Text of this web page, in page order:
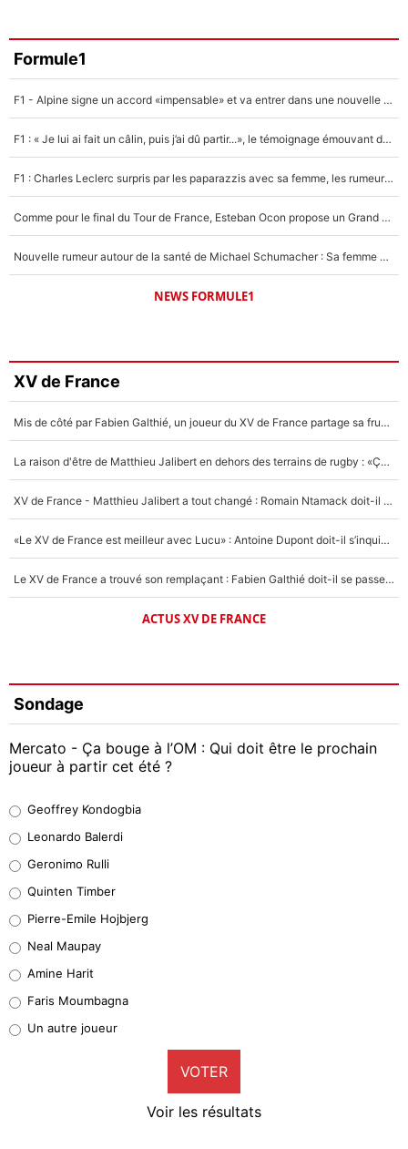
Formule1
F1 - Alpine signe un accord «impensable» et va entrer dans une nouvelle dimension : Grande nouvelle pour Pierre Gasly !
F1 : « Je lui ai fait un câlin, puis j’ai dû partir...», le témoignage émouvant de Max Verstappen sur sa fille
F1 : Charles Leclerc surpris par les paparazzis avec sa femme, les rumeurs étaient vraies !
Comme pour le final du Tour de France, Esteban Ocon propose un Grand Prix de Formule 1 à Paris : «Autour de l’Arc de Triomphe, ce serait génial» !
Nouvelle rumeur autour de la santé de Michael Schumacher : Sa femme Corinna sort du silence
NEWS FORMULE1
XV de France
Mis de côté par Fabien Galthié, un joueur du XV de France partage sa frustration : «ils ne me l’ont pas dit tout de suite»
La raison d'être de Matthieu Jalibert en dehors des terrains de rugby : «Ça m'atteint autant que si tu touches à un membre de ma famille»
XV de France - Matthieu Jalibert a tout changé : Romain Ntamack doit-il s’inquiéter pour sa place à un an de la Coupe du monde ?
«Le XV de France est meilleur avec Lucu» : Antoine Dupont doit-il s’inquiéter pour sa place ?
Le XV de France a trouvé son remplaçant : Fabien Galthié doit-il se passer d'Antoine Dupont ?
ACTUS XV DE FRANCE
Sondage
Mercato - Ça bouge à l’OM : Qui doit être le prochain
joueur à partir cet été ?
38%
32%
5%
1%
9%
Geoffrey Kondogbia
Leonardo Balerdi
Geronimo Rulli
Quinten Timber
Pierre-Emile Hojbjerg
Neal Maupay
Amine Harit
Faris Moumbagna
Un autre joueur
VOTER
Voir les résultats